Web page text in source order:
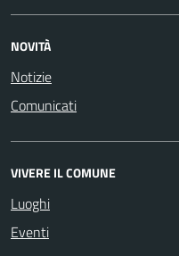
NOVITÀ
Notizie
Comunicati
VIVERE IL COMUNE
Luoghi
Eventi